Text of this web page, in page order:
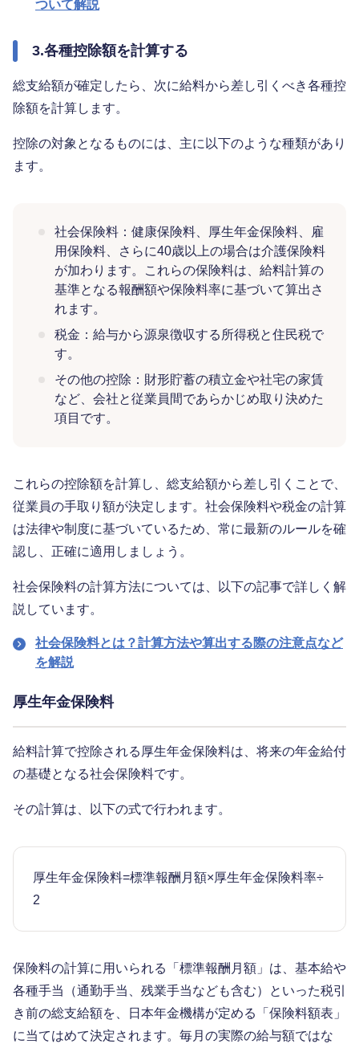
ついて解説
3.各種控除額を計算する
総支給額が確定したら、次に給料から差し引くべき各種控
除額を計算します。
控除の対象となるものには、主に以下のような種類があり
ます。
社会保険料：健康保険料、厚生年金保険料、雇
用保険料、さらに40歳以上の場合は介護保険料
が加わります。これらの保険料は、給料計算の
基準となる報酬額や保険料率に基づいて算出さ
れます。
税金：給与から源泉徴収する所得税と住民税で
す。
その他の控除：財形貯蓄の積立金や社宅の家賃
など、会社と従業員間であらかじめ取り決めた
項目です。
これらの控除額を計算し、総支給額から差し引くことで、
従業員の手取り額が決定します。社会保険料や税金の計算
は法律や制度に基づいているため、常に最新のルールを確
認し、正確に適用しましょう。
社会保険料の計算方法については、以下の記事で詳しく解
説しています。
社会保険料とは？計算方法や算出する際の注意点など
を解説
厚生年金保険料
給料計算で控除される厚生年金保険料は、将来の年金給付
の基礎となる社会保険料です。
その計算は、以下の式で行われます。
厚生年金保険料=標準報酬月額×厚生年金保険料率÷
2
保険料の計算に用いられる「標準報酬月額」は、基本給や
各種手当（通勤手当、残業手当なども含む）といった税引
き前の総支給額を、日本年金機構が定める「保険料額表」
に当てはめて決定されます。毎月の実際の給与額ではな